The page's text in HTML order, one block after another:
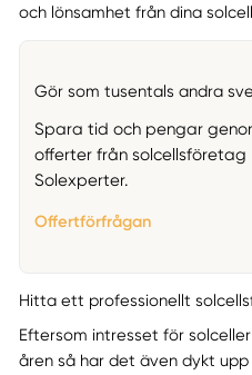
och lönsamhet från dina
Gör som tusentals andra
Spara tid och pengar
offerter från
Solexperter.
Offertförfrågan
Hitta ett professionellt
Eftersom intresset för
åren så har det även dykt